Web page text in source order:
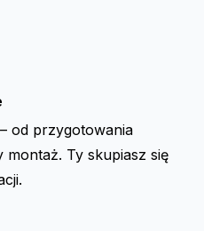
od przygotowania
Ty skupiasz się